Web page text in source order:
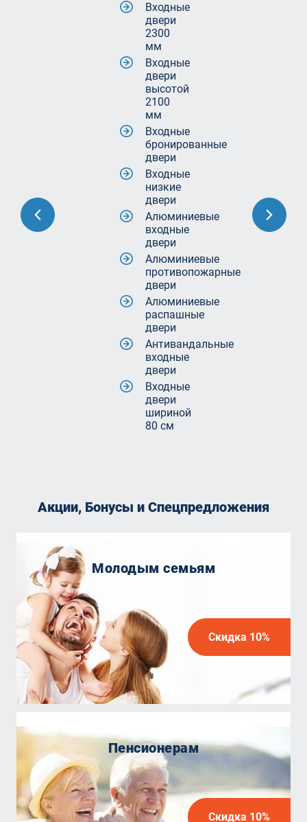
Входные
двери
2300
мм
Входные
двери
высотой
2100
мм
Входные
бронированные
двери
Входные
низкие
двери
Алюминиевые
входные
двери
Алюминиевые
противопожарные
двери
Алюминиевые
распашные
двери
Антивандальные
входные
двери
Входные
двери
шириной
80 см
Акции, Бонусы и Спецпредложения
Молодым семьям
Скидка 10%
Пенсионерам
Скидка 10%